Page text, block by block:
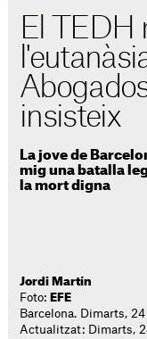
El TEDH
insisteix
La jove de
mig una batalla
la mort digna
Jordi Martín
Foto: EFE
Barcelona. Dimarts,
Actualitzat: Dimarts,